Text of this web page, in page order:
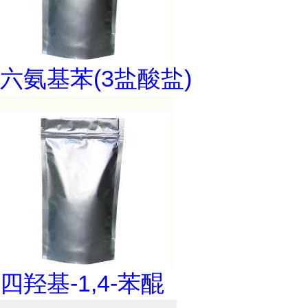
六氨基苯(3盐酸盐)
四羟基-1,4-苯醌